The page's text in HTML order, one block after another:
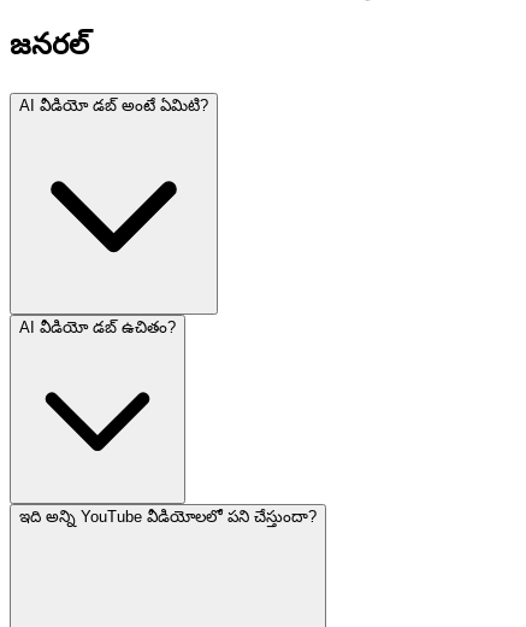
జనరల్
AI వీడియో డబ్ అంటే ఏమిటి?
AI వీడియో డబ్ ఉచితం?
ఇది అన్ని YouTube వీడియోలలో పని చేస్తుందా?